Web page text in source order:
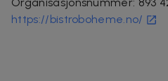
https://bistroboheme.no/